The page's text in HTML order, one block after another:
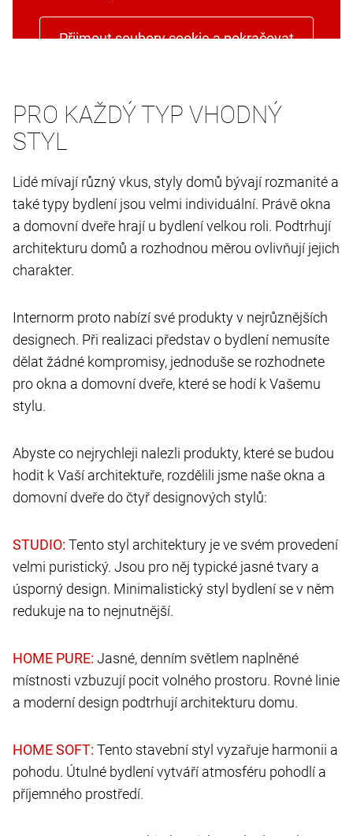
Přijmout soubory cookie a pokračovat
PRO KAŽDÝ TYP VHODNÝ
STYL
Lidé mívají různý vkus, styly domů bývají rozmanité a
také typy bydlení jsou velmi individuální. Právě okna
a domovní dveře hrají u bydlení velkou roli. Podtrhují
architekturu domů a rozhodnou měrou ovlivňují jejich
charakter.
Internorm proto nabízí své produkty v nejrůznějších
designech. Při realizaci představ o bydlení nemusíte
dělat žádné kompromisy, jednoduše se rozhodnete
pro okna a domovní dveře, které se hodí k Vašemu
stylu.
Abyste co nejrychleji nalezli produkty, které se budou
hodit k Vaší architektuře, rozdělili jsme naše okna a
domovní dveře do čtyř designových stylů:
Tento styl architektury je ve svém provedení
velmi puristický. Jsou pro něj typické jasné tvary a
úsporný design. Minimalistický styl bydlení se v něm
redukuje na to nejnutnější.
Jasné, denním světlem naplněné
místnosti vzbuzují pocit volného prostoru. Rovné linie
a moderní design podtrhují architekturu domu.
Tento stavební styl vyzařuje harmonii a
pohodu. Útulné bydlení vytváří atmosféru pohodlí a
příjemného prostředí.